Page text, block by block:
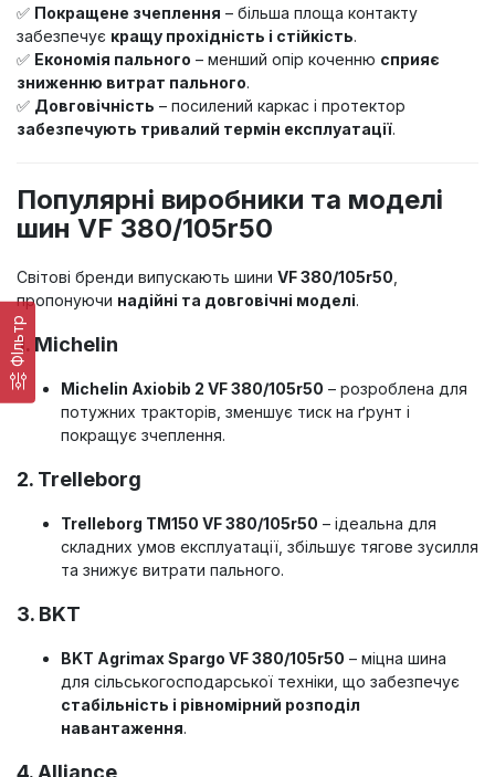
ФІльтр
✅ Покращене зчеплення – більша площа контакту
забезпечує кращу прохідність і стійкість.
✅ Економія пального – менший опір коченню сприяє
зниженню витрат пального.
✅ Довговічність – посилений каркас і протектор
забезпечують тривалий термін експлуатації.
Популярні виробники та моделі
шин VF 380/105r50
Світові бренди випускають шини VF 380/105r50
пропонуючи надійні та довговічні моделі.
1. Michelin
Michelin Axiobib 2 VF 380/105r50 – розроблена для
потужних тракторів, зменшує тиск на ґрунт і
покращує зчеплення.
2. Trelleborg
Trelleborg TM150 VF 380/105r50 – ідеальна для
складних умов експлуатації, збільшує тягове зусилля
та знижує витрати пального.
3. BKT
BKT Agrimax Spargo VF 380/105r50 – міцна шина
для сільськогосподарської техніки, що забезпечує
стабільність і рівномірний розподіл
навантаження.
4. Alliance